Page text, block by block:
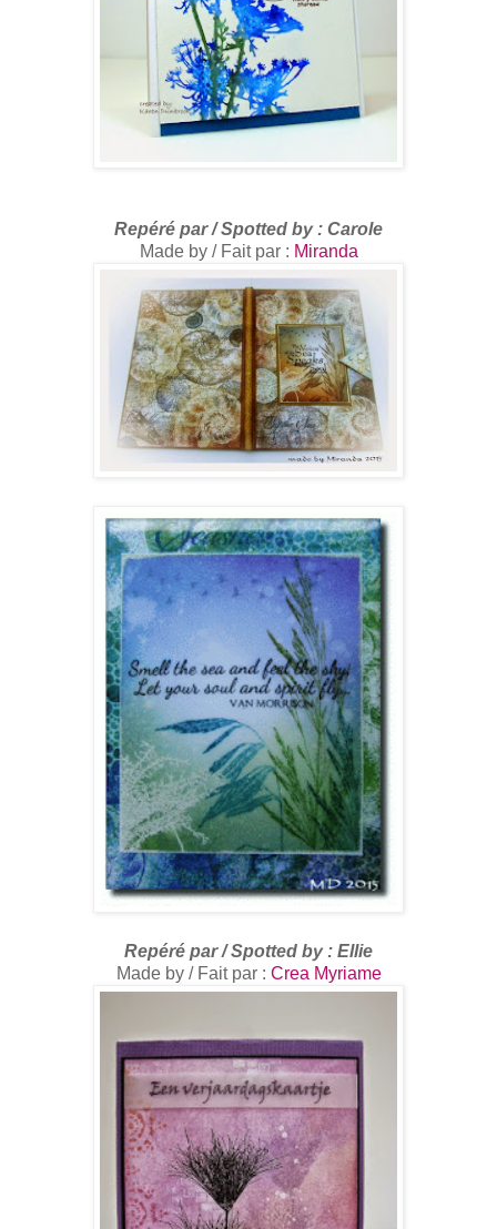
Repéré par /Spotted by: Carole
Made by / Fait par : Miranda
Repéré par /Spotted by: Ellie
Made by / Fait par : Crea Myriame